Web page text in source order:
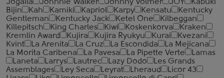
Jogaila
Johnnie Walker Johnny Volmer JOY
Kabuki
Bijin
Kah Kamiki Kapriol Karpy Kensatu
Kentucky
Gentleman
Kentucky Jack Ketel One
Kilbeggan
Killepitsch
King Charles Kiwi Koskenkorva
Kraken
Kremlin Award
Kujira Kujira Ryukyu Kurai
Kvezani
Kvint
La Arenita La Cruz La Escondida
La Mejicana
La Morita Caribena
La Pavesa La Pipette Verte
Lamas
Laneta
Larrys Lautrec Lazy Dodo
Les Grands
Assemblages
Ley Seca Leyrat Lheraud
Licor 43